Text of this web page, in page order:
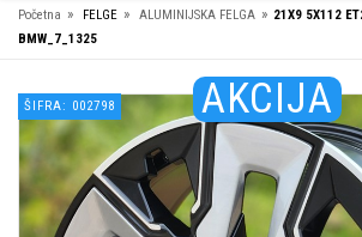
Početna » FELGE » ALUMINIJSKA FELGA » 21X9 5X112
BMW_7_1325
AKCIJA
ŠIFRA: 002798